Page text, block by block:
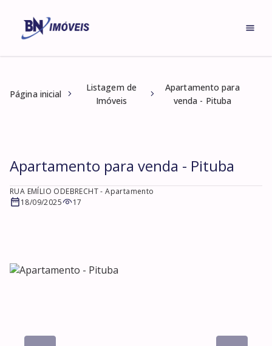
Página inicial
Listagem de
Imóveis
Apartamento para
venda - Pituba
Apartamento para venda - Pituba
RUA EMÍLIO ODEBRECHT - Apartamento
18/09/2025
17